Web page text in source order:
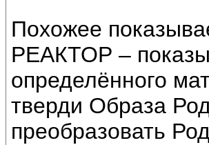
Похожее
РЕАКТОР –
определённого
тверди Образа
преобразовать